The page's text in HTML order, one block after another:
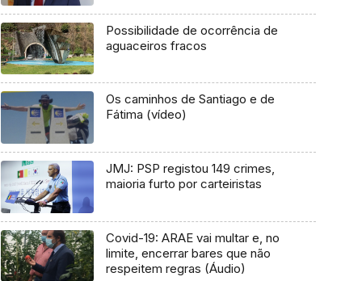
Possibilidade de ocorrência de
aguaceiros fracos
Os caminhos de Santiago e de
Fátima (vídeo)
JMJ: PSP registou 149 crimes,
maioria furto por carteiristas
Covid-19: ARAE vai multar e, no
limite, encerrar bares que não
respeitem regras (Áudio)